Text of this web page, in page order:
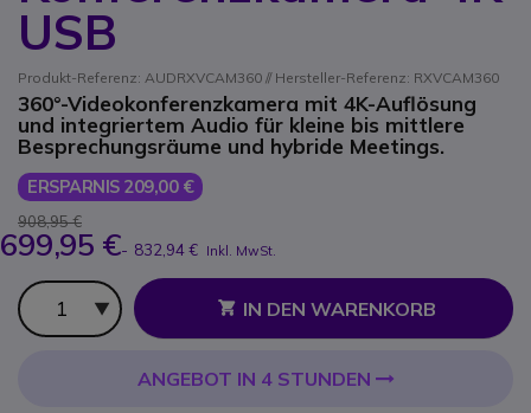
USB
Produkt-Referenz: AUDRXVCAM360 // Hersteller-Referenz: RXVCAM360
360°-Videokonferenzkamera mit 4K-Auflösung
und integriertem Audio für kleine bis mittlere
Besprechungsräume und hybride Meetings.
ERSPARNIS 209,00 €
908,95 €
699,95 €- 832,94 € Inkl. MwSt.
Anzahl
IN DEN WARENKORB
ANGEBOT IN 4 STUNDEN